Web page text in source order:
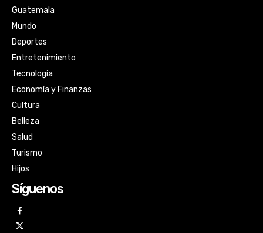
Guatemala
Mundo
Deportes
Entretenimiento
Tecnología
Economía y Finanzas
Cultura
Belleza
Salud
Turismo
Hijos
Síguenos